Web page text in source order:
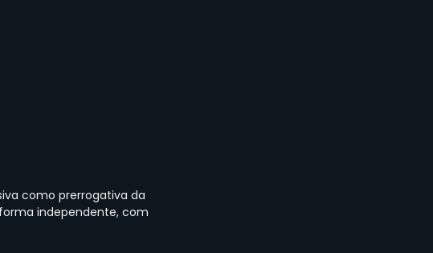
como prerrogativa da
independente, com